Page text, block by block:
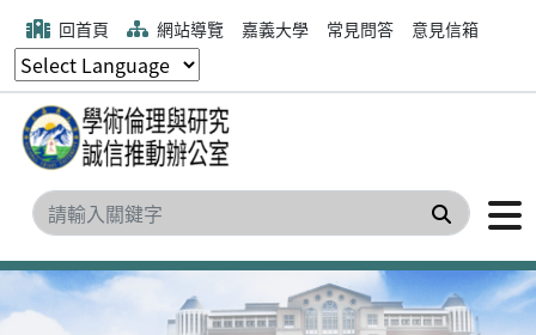
回首頁 網站導覽 嘉義大學 常見問答 意見信箱
搜尋